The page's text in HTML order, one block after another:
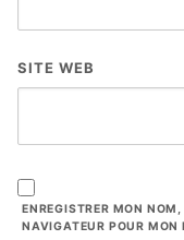
SITE WEB
ENREGISTRER MON
NAVIGATEUR POUR